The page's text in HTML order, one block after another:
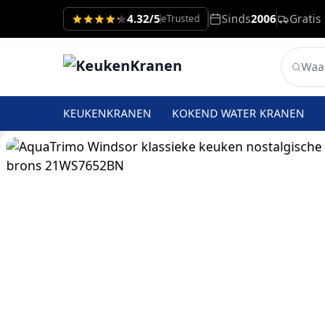
4.32/5eTrusted Sinds2006
KEUKENKRANEN KOKEND WATER KRANEN